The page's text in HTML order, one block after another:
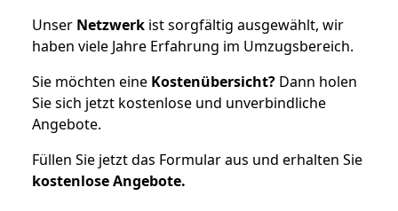
Unser Netzwerk ist sorgfältig ausgewählt, wir
haben viele Jahre Erfahrung im Umzugsbereich.
Sie möchten eine Kostenübersicht? Dann holen
Sie sich jetzt kostenlose und unverbindliche
Angebote.
Füllen Sie jetzt das Formular aus und erhalten Sie
kostenloseAngebote.